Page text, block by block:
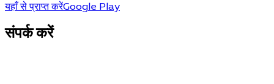
यहाँ से प्राप्त करेंGoogle Play
संपर्क करें